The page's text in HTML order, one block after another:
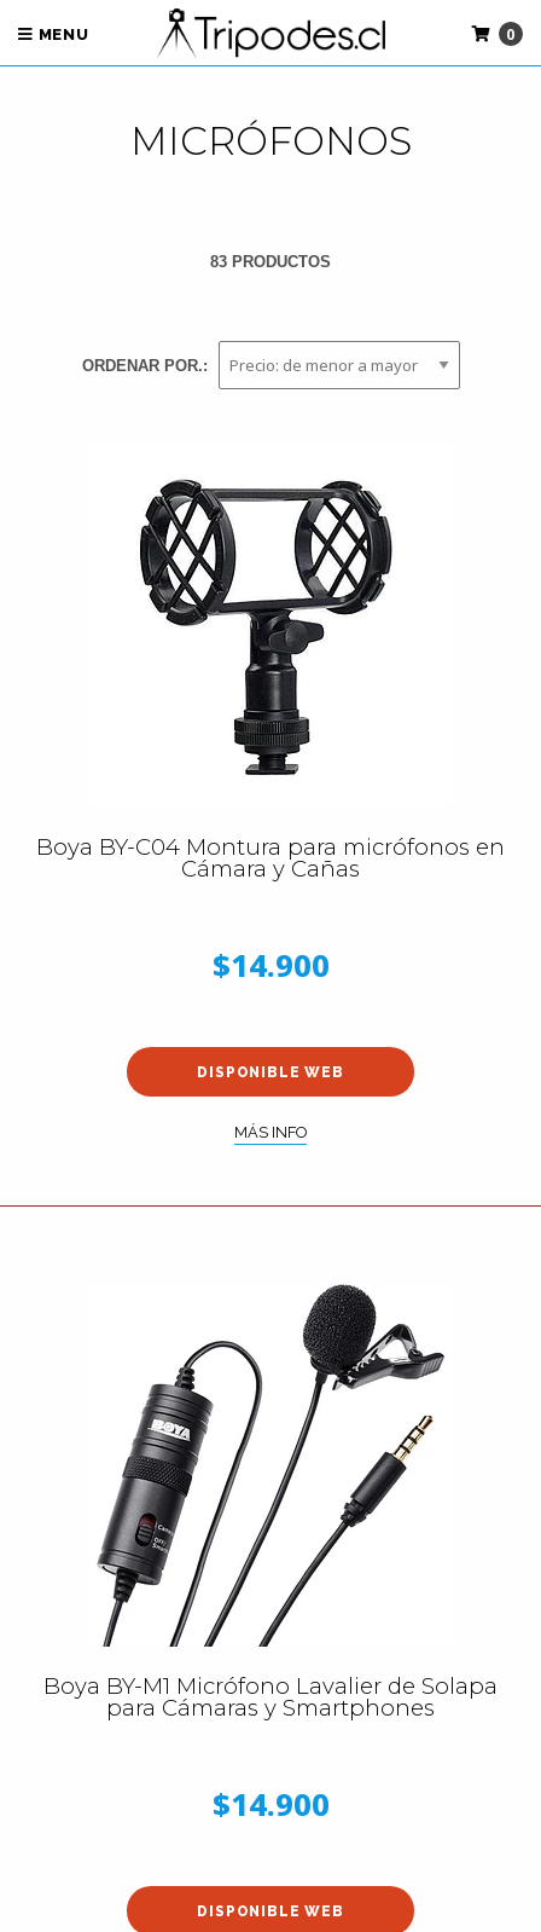
MENU 0
MICRÓFONOS
83 PRODUCTOS
ORDENAR POR.:
Boya BY-C04 Montura para micrófonos en
Cámara y Cañas
$14.900
DISPONIBLE WEB
MÁS INFO
Boya BY-M1 Micrófono Lavalier de Solapa
para Cámaras y Smartphones
$14.900
DISPONIBLE WEB